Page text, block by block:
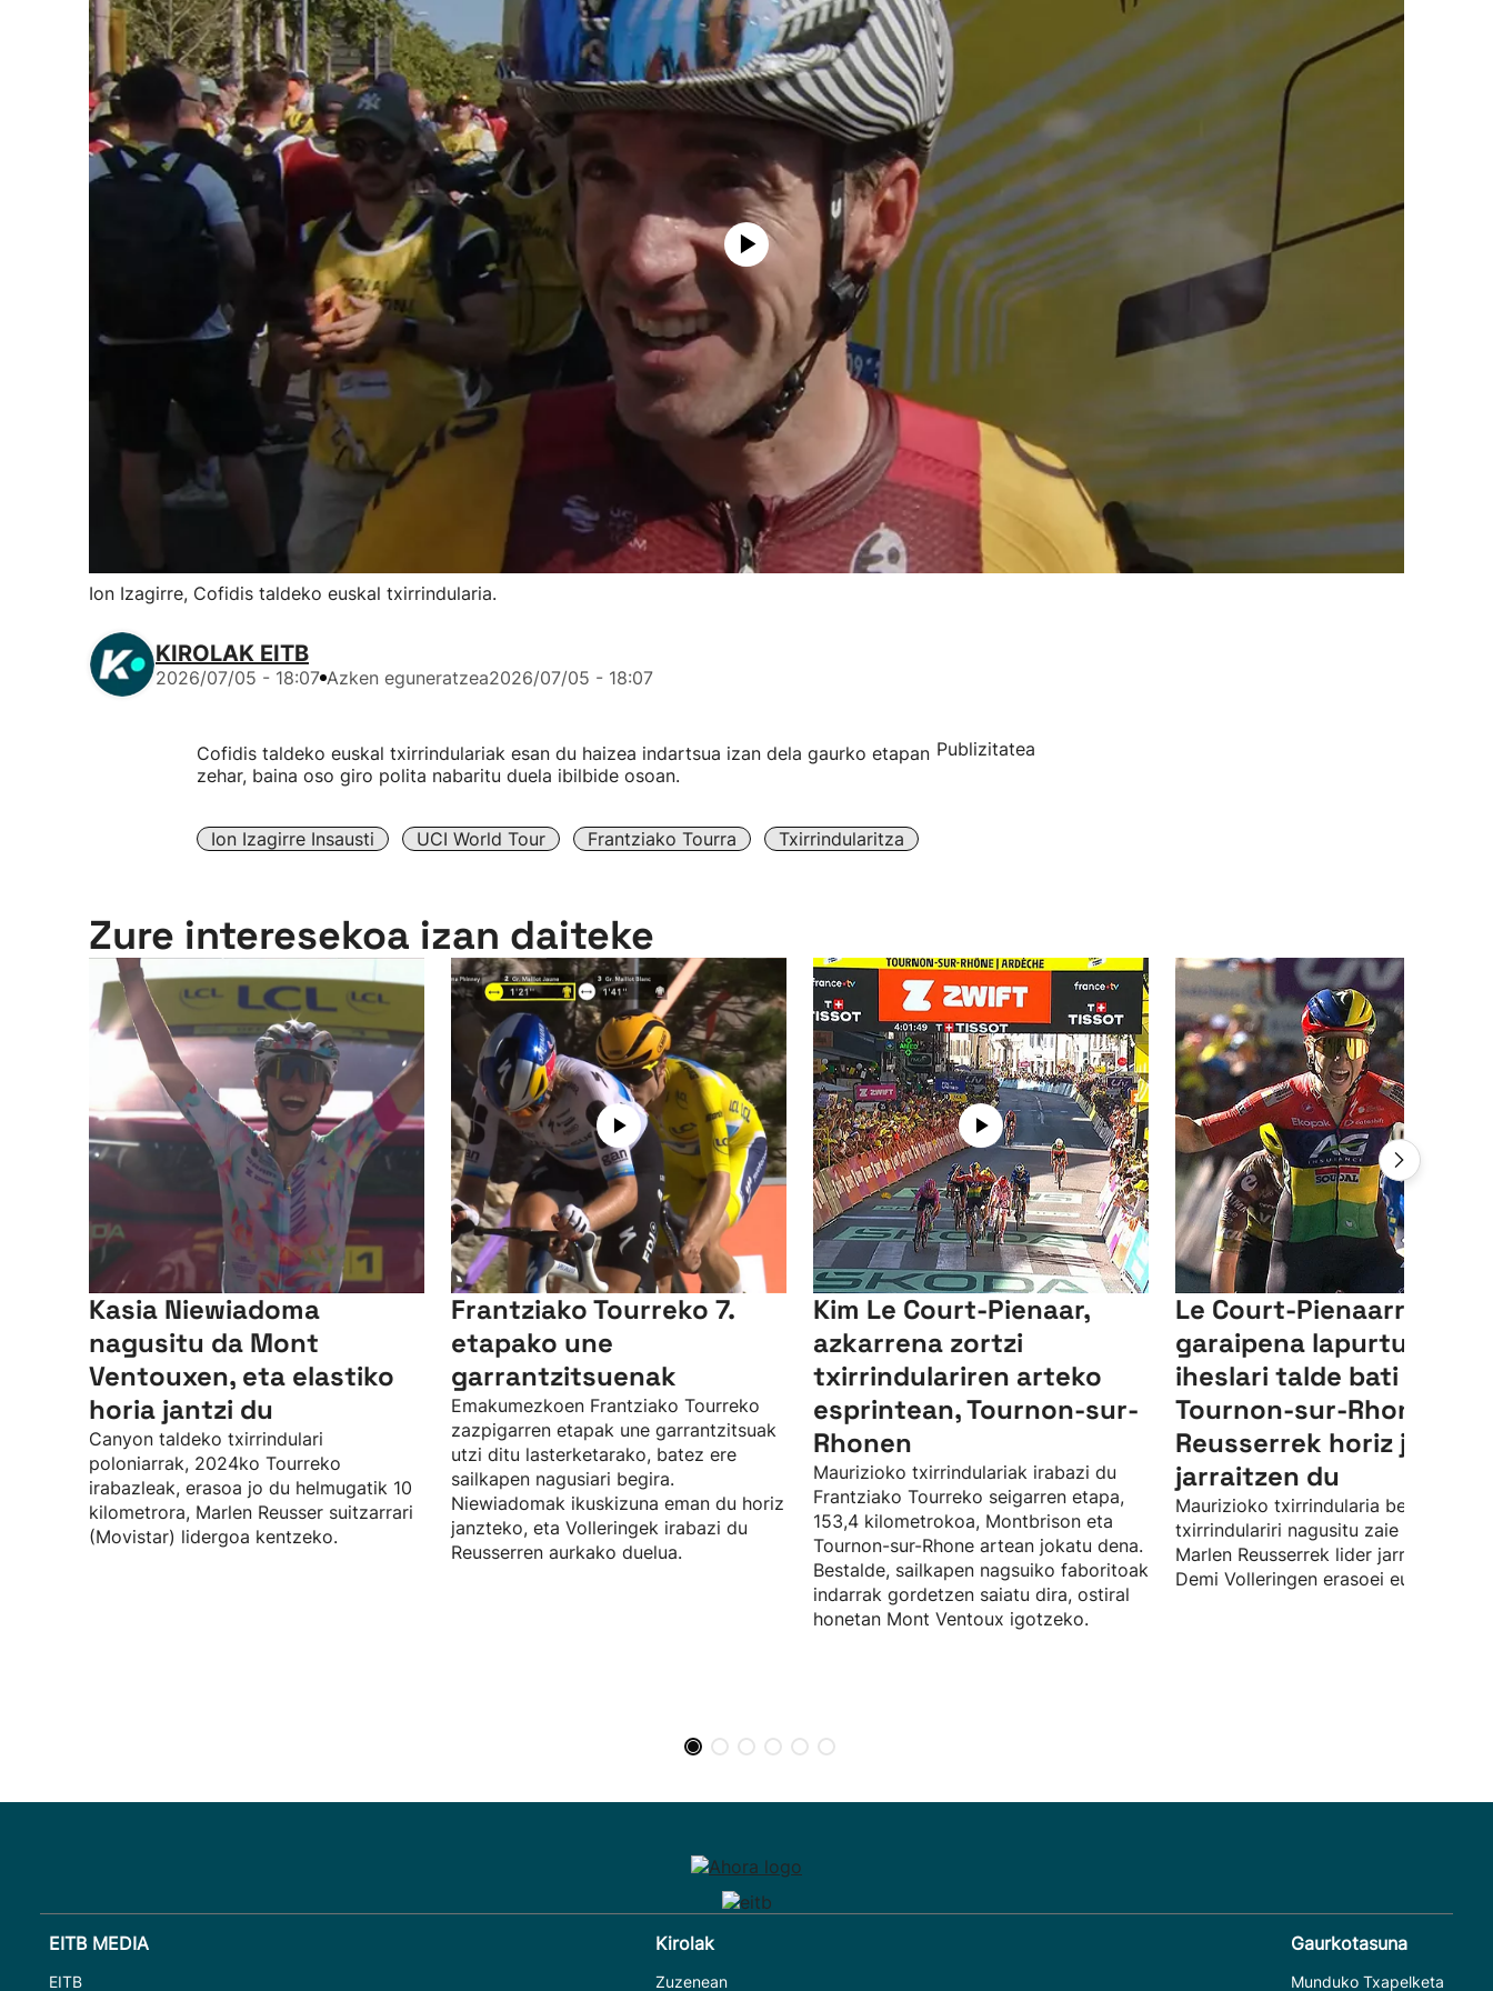
Ion Izagirre, Cofidis taldeko euskal txirrindularia.
KIROLAK EITB
2026/07/05 - 18:07 Azken eguneratzea2026/07/05 - 18:07
Cofidis taldeko euskal txirrindulariak esan du haizea indartsua izan dela gaurko etapan
zehar, baina oso giro polita nabaritu duela ibilbide osoan.
Ion Izagirre Insausti UCI World Tour Frantziako Tourra Txirrindularitza
Publizitatea
Zure interesekoa izan daiteke
Kasia Niewiadoma
nagusitu da Mont
Ventouxen, eta elastiko
horia jantzi du
Canyon taldeko txirrindulari
poloniarrak, 2024ko Tourreko
irabazleak, erasoa jo du helmugatik 10
kilometrora, Marlen Reusser suitzarrari
(Movistar) lidergoa kentzeko.
Frantziako Tourreko 7.
etapako une
garrantzitsuenak
Emakumezkoen Frantziako Tourreko
zazpigarren etapak une garrantzitsuak
utzi ditu lasterketarako, batez ere
sailkapen nagusiari begira.
Niewiadomak ikuskizuna eman du horiz
janzteko, eta Volleringek irabazi du
Reusserren aurkako duelua.
Kim Le Court-Pienaar,
azkarrena zortzi
txirrindulariren arteko
esprintean, Tournon-sur-
Rhonen
Maurizioko txirrindulariak irabazi du
Frantziako Tourreko seigarren etapa,
153,4 kilometrokoa, Montbrison eta
Tournon-sur-Rhone artean jokatu dena.
Bestalde, sailkapen nagsuiko faboritoak
indarrak gordetzen saiatu dira, ostiral
honetan Mont Ventoux igotzeko.
Le Court-Pienaarrek
garaipena lapurtu dio
iheslari talde bati
Tournon-sur-Rhonen,
Reusserrek horiz
jarraitzen du
Maurizioko txirrindularia beste zazpi
txirrindulariri nagusitu zaie
Marlen Reusserrek lider jarraitzen du,
Demi Volleringen erasoei eutsi
EITB MEDIA
EITB
Kirolak
Zuzenean
Gaurkotasuna
Munduko Txapelketa